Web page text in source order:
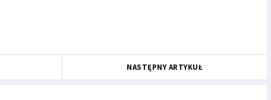
NASTĘPNY ARTYKUŁ